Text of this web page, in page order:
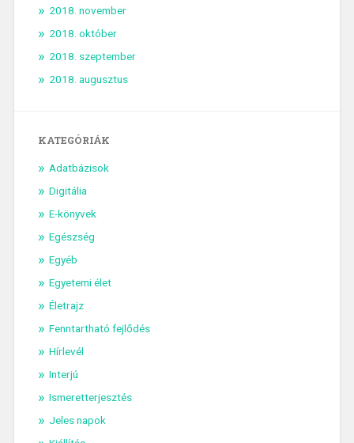
2018. november
2018. október
2018. szeptember
2018. augusztus
KATEGÓRIÁK
Adatbázisok
Digitália
E-könyvek
Egészség
Egyéb
Egyetemi élet
Életrajz
Fenntartható fejlődés
Hírlevél
Interjú
Ismeretterjesztés
Jeles napok